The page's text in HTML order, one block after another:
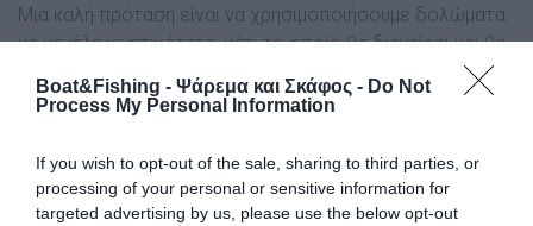
Boat&Fishing - Ψάρεμα και Σκάφος - Do Not
Process My Personal Information
If you wish to opt-out of the sale, sharing to third parties, or
processing of your personal or sensitive information for
targeted advertising by us, please use the below opt-out
Μια καλή πρόταση είναι να χρησιµοποιήσουµε δολώµατα
µε µεγάλη κινητικότητα, κάτι το οποίο θα διεγείρει και θα
ξεγελάσει εύκολα τα ψάρια. Τέτοια δολώµατα είναι
σίγουρα ο ακροβάτης και τα µπικατίνι.
Και τα δύο αυτά δολώµατα είναι αρεστά σε όλα τα είδη
ψαριών της παράκτιας ζώνης και µας απαλλάσσουν από
τον πονοκέφαλο της εύρεσης καταλληλότερου